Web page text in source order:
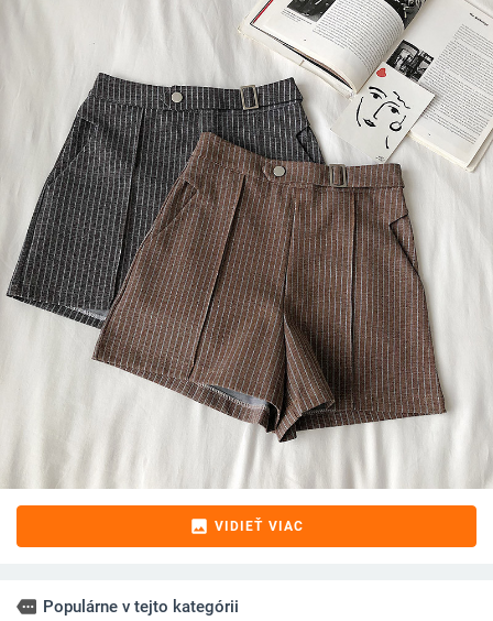
image VIDIEŤ VIAC
more Populárne v tejto kategórii